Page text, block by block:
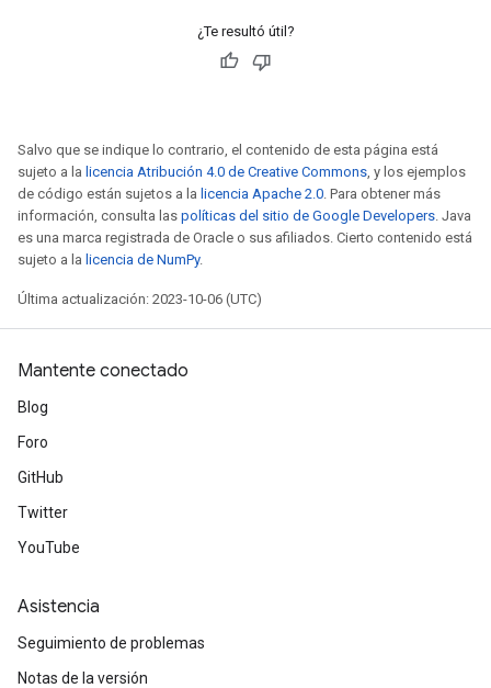
¿Te resultó útil?
Salvo que se indique lo contrario, el contenido de esta página está
sujeto a la licencia Atribución 4.0 de Creative Commons, y los ejemplos
de código están sujetos a la licencia Apache 2.0. Para obtener más
información, consulta las políticas del sitio de Google Developers. Java
es una marca registrada de Oracle o sus afiliados. Cierto contenido está
sujeto a la licencia de NumPy.
Última actualización: 2023-10-06 (UTC)
Mantente conectado
Blog
Foro
GitHub
Twitter
YouTube
Asistencia
Seguimiento de problemas
Notas de la versión